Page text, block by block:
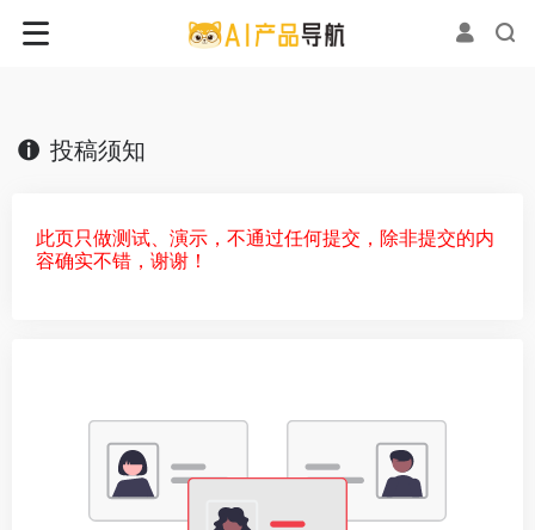
投稿须知
此页只做测试、演示，不通过任何提交，除非提交的内
容确实不错，谢谢！